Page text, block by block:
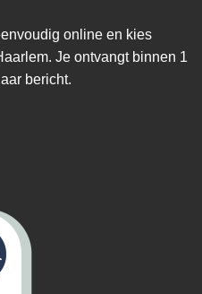
online en kies
Je ontvangt binnen 1
bericht.